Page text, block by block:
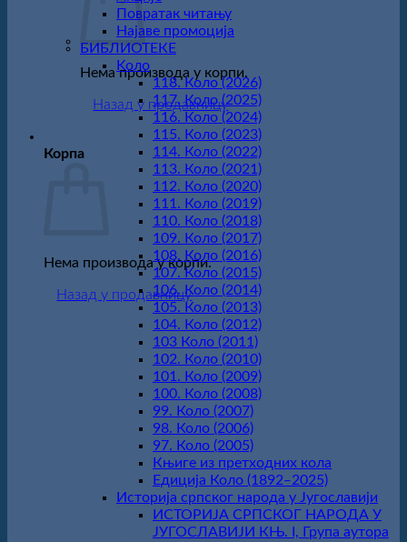
Нема производа у корпи.
Назад у продавницу
Корпа
Нема производа у корпи.
Назад у продавницу
Повратак читању
Најаве промоција
БИБЛИОТЕКЕ
Koло
118. Коло (2026)
117. Коло (2025)
116. Коло (2024)
115. Коло (2023)
114. Коло (2022)
113. Коло (2021)
112. Коло (2020)
111. Коло (2019)
110. Коло (2018)
109. Коло (2017)
108. Коло (2016)
107. Коло (2015)
106. Коло (2014)
105. Коло (2013)
104. Коло (2012)
103 Коло (2011)
102. Коло (2010)
101. Коло (2009)
100. Коло (2008)
99. Коло (2007)
98. Коло (2006)
97. Коло (2005)
Књиге из претходних кола
Едиција Коло (1892‒2025)
Историја српског народа у Југославији
ИСТОРИЈА СРПСКОГ НАРОДА У
ЈУГОСЛАВИЈИ КЊ. I, Група аутора